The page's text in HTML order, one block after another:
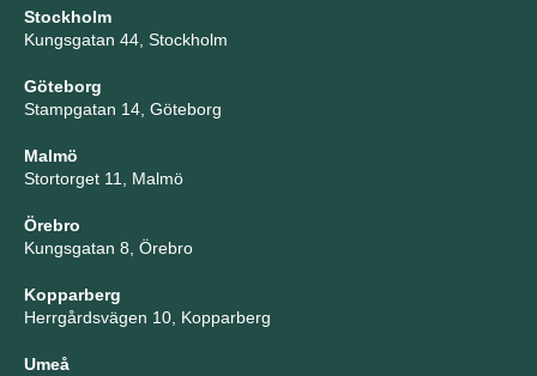
Stockholm
Kungsgatan 44, Stockholm
Göteborg
Stampgatan 14, Göteborg
Malmö
Stortorget 11, Malmö
Örebro
Kungsgatan 8, Örebro
Kopparberg
Herrgårdsvägen 10, Kopparberg
Umeå